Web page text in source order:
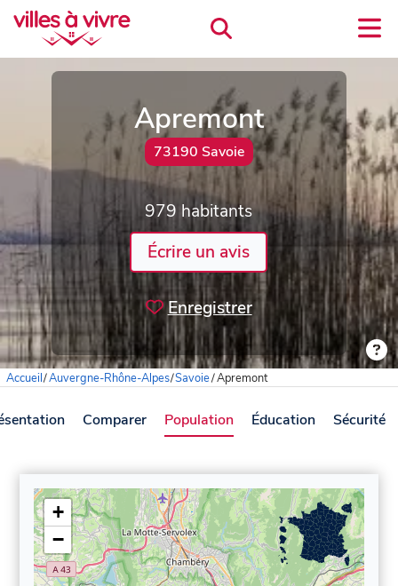
Apremont
73190 Savoie
979 habitants
Écrire un avis
Enregistrer
Accueil/Auvergne-Rhône-Alpes/Savoie/Apremont
Comparer Population Éducation Sécurité
+
−